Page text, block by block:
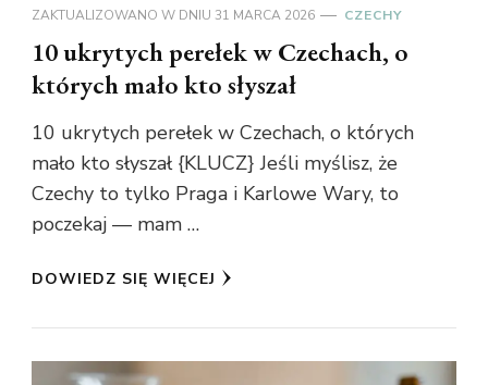
ZAKTUALIZOWANO W DNIU 31 MARCA 2026 CZECHY
10 ukrytych perełek w Czechach, o
których mało kto słyszał
10 ukrytych perełek w Czechach, o których
mało kto słyszał {KLUCZ} Jeśli myślisz, że
Czechy to tylko Praga i Karlowe Wary, to
poczekaj — mam …
DOWIEDZ SIĘ WIĘCEJ